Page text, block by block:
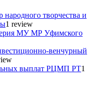
творчества и
1 review
МУ МР Уфимского
венчурный
выплат РЦМП РТ1